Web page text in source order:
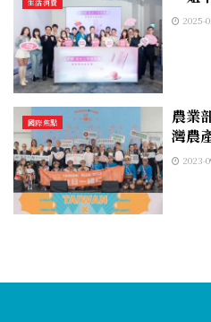
2025-
國際焦點
農業
灣農
2023-